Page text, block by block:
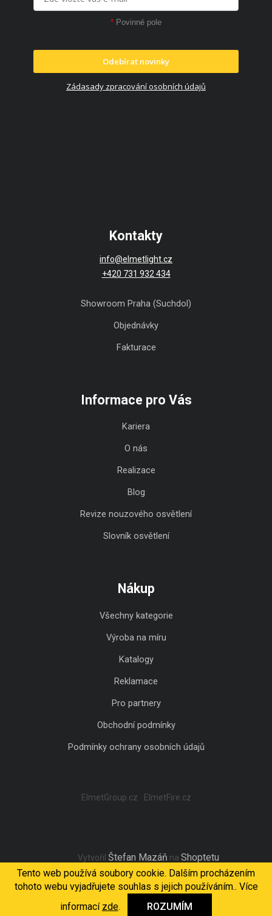
Tento web používá soubory cookie. Dalším procházením
tohoto webu vyjadřujete souhlas s jejich používáním.. Více
informací zde. ROZUMÍM
* Povinné pole
Odebírat novinky
Zádasady zpracování osobních údajů
Kontakty
info@elmetlight.cz
+420 731 932 434
Showroom Praha (Suchdol)
Objednávky
Fakturace
Informace pro Vás
Kariera
O nás
Realizace
Blog
Revize nouzového osvětlení
Slovník osvětlení
Nákup
Všechny kategorie
Výroba na míru
Katalogy
Reklamace
Pro partnery
Obchodní podmínky
Podmínky ochrany osobních údajů
ElmetGroup.cz ElmetFire.cz
Vytvořil Štefan Mazáň na Shoptetu
Copyright 2026 ELMET Light. Všechna práva vyhrazena.